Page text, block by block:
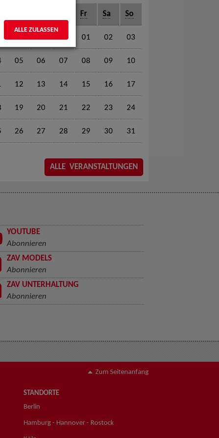
Fr Sa So
01 02 03
05 06 07 08 09 10
12 13 14 15 16 17
19 20 21 22 23 24
26 27 28 29 30 31
ALLE VERANSTALTUNGEN
YOUTUBE
Abonnieren
ZAV MODELS
Abonnieren
ZAV UNTERHALTUNG
Abonnieren
Zum Seitenanfang
STANDORTE
Berlin
Hamburg - Hannover - Rostock
ALLE ZULASSEN